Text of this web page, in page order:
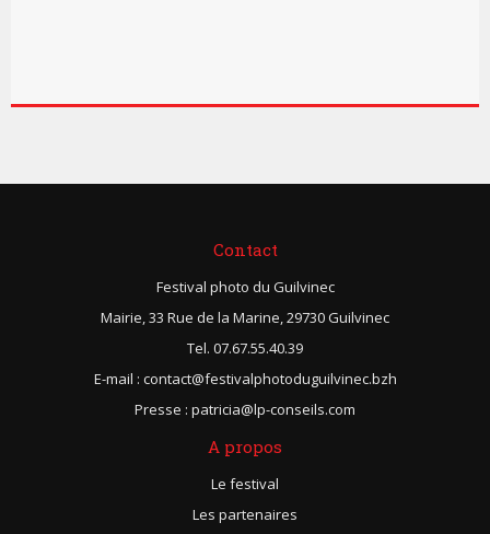
Contact
Festival photo du Guilvinec
Mairie, 33 Rue de la Marine, 29730 Guilvinec
Tel. 07.67.55.40.39
E-mail : contact@festivalphotoduguilvinec.bzh
Presse : patricia@lp-conseils.com
A propos
Le festival
Les partenaires